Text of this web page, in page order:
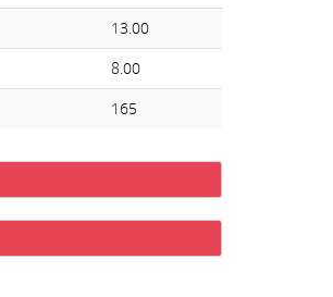
13.00
8.00
165